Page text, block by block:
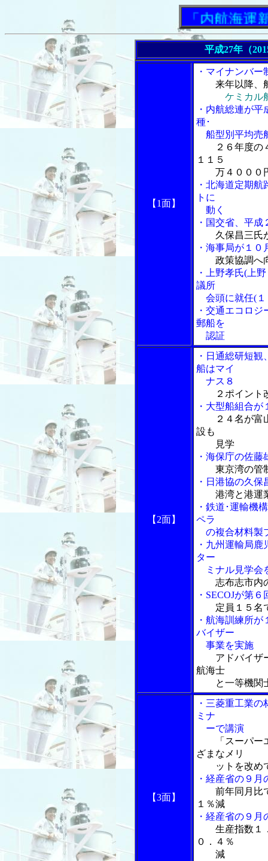
「内航海運新聞
平成27年（
【1面】
・マイナンバ
来年以降、
ケミカル
・内航総連が
種･
船型別平均売
２６年度の
１１５
万４０００
・北海道定期
トに
動く
・国交省、平
久保昌三氏
・海事局が１
政策協調へ
・上野孝氏(上
議所
会頭に就任(１
・交通エコロ
郵船を
認証
【2面】
・日通総研短
船はマイ
ナス８
２ポイント
・大型船組合
２４名が富
設も
見学
・海保庁の佐
東京湾の管
・日港協の久
港湾と港運
・鉄道･運輸機
ペラ
の複合材料製
・九州運輸局
ター
ミナル見学会
志布志市内
・SECOJが第
定員１５名
・航海訓練所
バイザー
事業を実施
アドバイザ
航海士
と一等機関
【3面】
・三菱重工業
ミナ
ーで講演
「スーパー
ざまなメリ
ットを改め
・経産省の９
前年同月比
１％減
・経産省の９
生産指数１
０．４％
減